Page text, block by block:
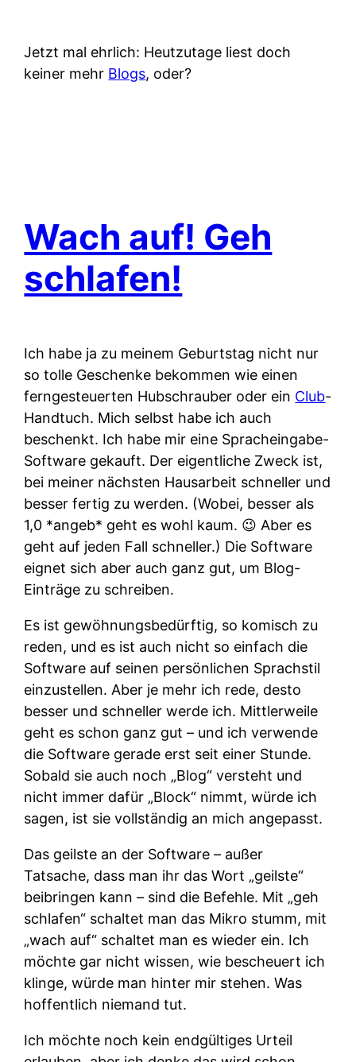
Jetzt mal ehrlich: Heutzutage liest doch
keiner mehr Blogs, oder?
Wach auf! Geh
schlafen!
Ich habe ja zu meinem Geburtstag nicht nur
so tolle Geschenke bekommen wie einen
ferngesteuerten Hubschrauber oder ein Club-
Handtuch. Mich selbst habe ich auch
beschenkt. Ich habe mir eine Spracheingabe-
Software gekauft. Der eigentliche Zweck ist,
bei meiner nächsten Hausarbeit schneller und
besser fertig zu werden. (Wobei, besser als
1,0 *angeb* geht es wohl kaum. 😉 Aber es
geht auf jeden Fall schneller.) Die Software
eignet sich aber auch ganz gut, um Blog-
Einträge zu schreiben.
Es ist gewöhnungsbedürftig, so komisch zu
reden, und es ist auch nicht so einfach die
Software auf seinen persönlichen Sprachstil
einzustellen. Aber je mehr ich rede, desto
besser und schneller werde ich. Mittlerweile
geht es schon ganz gut – und ich verwende
die Software gerade erst seit einer Stunde.
Sobald sie auch noch „Blog“ versteht und
nicht immer dafür „Block“ nimmt, würde ich
sagen, ist sie vollständig an mich angepasst.
Das geilste an der Software – außer
Tatsache, dass man ihr das Wort „geilste“
beibringen kann – sind die Befehle. Mit „geh
schlafen“ schaltet man das Mikro stumm, mit
„wach auf“ schaltet man es wieder ein. Ich
möchte gar nicht wissen, wie bescheuert ich
klinge, würde man hinter mir stehen. Was
hoffentlich niemand tut.
Ich möchte noch kein endgültiges Urteil